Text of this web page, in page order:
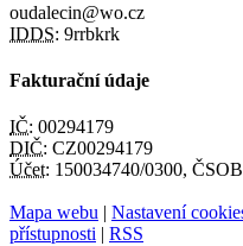
oudalecin@wo.cz
IDDS: 9rrbkrk
Fakturační údaje
IČ: 00294179
DIČ: CZ00294179
Účet: 150034740/0300, ČSOB
Mapa webu | Nastavení
přístupnosti | RSS